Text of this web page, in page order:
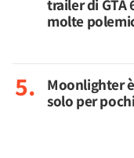
trailer di GTA
molte
Moonlighter
solo per